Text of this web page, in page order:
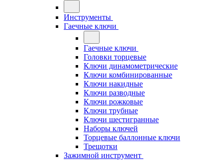
Инструменты
Гаечные ключи
Гаечные ключи
Головки торцевые
Ключи динамометрические
Ключи комбинированные
Ключи накидные
Ключи разводные
Ключи рожковые
Ключи трубные
Ключи шестигранные
Наборы ключей
Торцевые баллонные ключи
Трещотки
Зажимной инструмент